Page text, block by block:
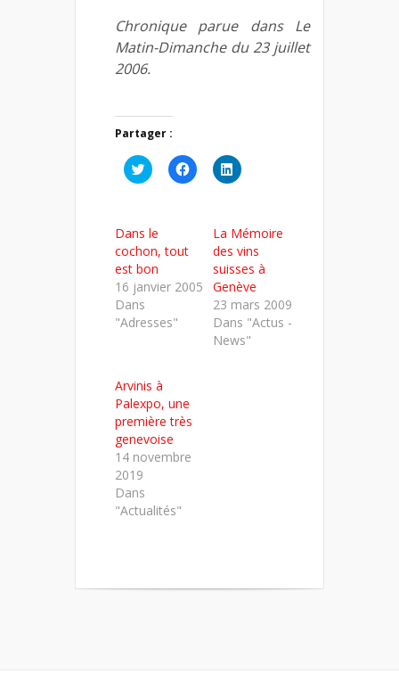
Chronique parue dans Le
Matin-Dimanche du 23 juillet
2006.
Partager :
Cliquez
pour
dans
une
nouvelle
fenêtre)
Cliquez
pour
nouvelle
fenêtre)
Cliquez
pour
dans
une
nouvelle
fenêtre)
Dans le
cochon, tout
est bon
16 janvier 2005
Dans
"Adresses"
La Mémoire
des vins
suisses à
Genève
23 mars 2009
Dans "Actus -
News"
Arvinis à
Palexpo, une
première très
genevoise
14 novembre
2019
Dans
"Actualités"